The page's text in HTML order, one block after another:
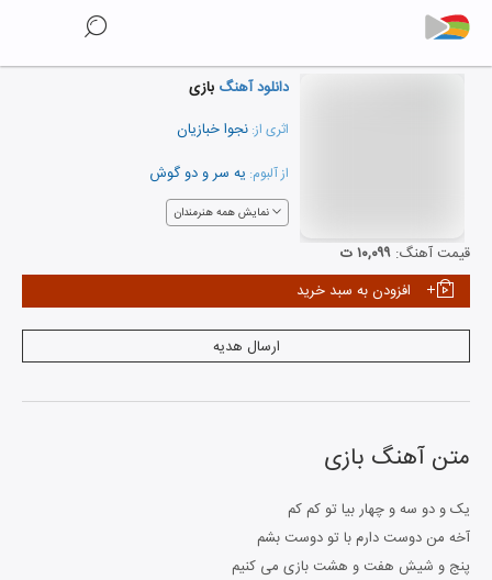
دانلود آهنگ بازی
اثری از: نجوا خبازیان
از آلبوم: یه سر و دو گوش
نمایش همه هنرمندان
قیمت آهنگ: ۱۰,۰۹۹ ت
افزودن به سبد خرید
ارسال هدیه
متن آهنگ بازی
یک و دو سه و چهار بیا تو کم کم
آخه من دوست دارم با تو دوست بشم
پنج و شیش هفت و هشت بازی می کنیم